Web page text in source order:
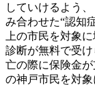
していけるよう
み合わせた“認知
上の市民を対象
診断が無料で受
亡の際に保険金
の神戸市民を対